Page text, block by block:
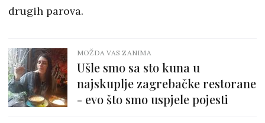
drugih parova.
MOŽDA VAS ZANIMA
Ušle smo sa sto kuna u
najskuplje zagrebačke restorane
- evo što smo uspjele pojesti